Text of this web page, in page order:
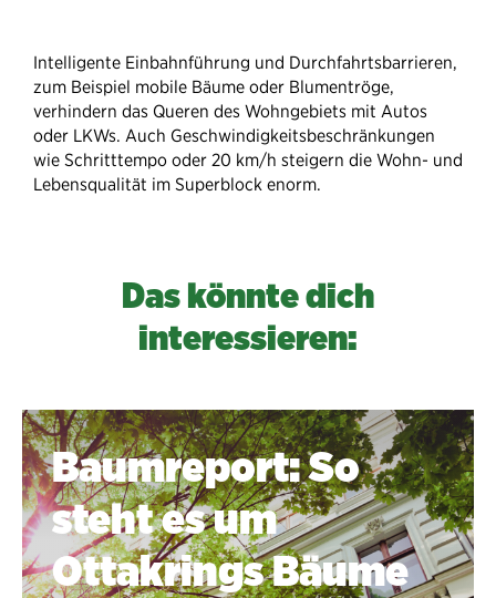
Intelligente Einbahnführung und Durchfahrtsbarrieren,
zum Beispiel mobile Bäume oder Blumentröge,
verhindern das Queren des Wohngebiets mit Autos
oder LKWs. Auch Geschwindigkeitsbeschränkungen
wie Schritttempo oder 20 km/h steigern die Wohn- und
Lebensqualität im Superblock enorm.
Das könnte dich
interessieren:
Baumreport: So
steht es um
Ottakrings Bäume